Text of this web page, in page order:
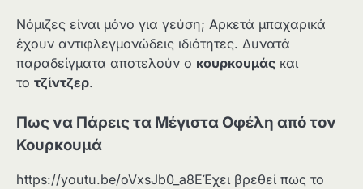
Νόμιζες είναι μόνο για γεύση; Αρκετά μπαχαρικά
έχουν αντιφλεγμονώδεις ιδιότητες. Δυνατά
παραδείγματα αποτελούν ο κουρκουμάς και
το τζίντζερ.
Πως να Πάρεις τα Μέγιστα Οφέλη από τον
Κουρκουμά
https://youtu.be/oVxsJb0_a8EΈχει βρεθεί πως το